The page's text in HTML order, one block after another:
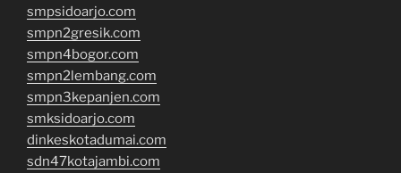
smpsidoarjo.com
smpn2gresik.com
smpn4bogor.com
smpn2lembang.com
smpn3kepanjen.com
smksidoarjo.com
dinkeskotadumai.com
sdn47kotajambi.com